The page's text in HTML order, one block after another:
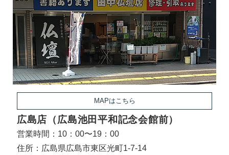
MAPはこちら
広島店（広島池田平和記念会館前）
営業時間：10：00〜19：00
住所：広島県広島市東区光町1-7-14